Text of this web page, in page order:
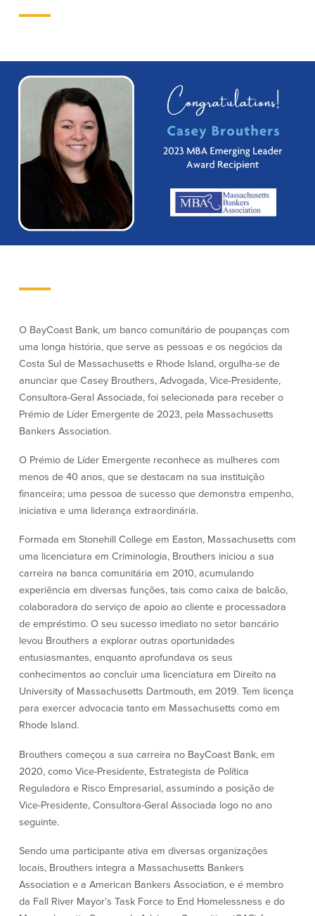
Empréstimo automóvel BayCoast
Pagamentos de empréstimos online
Faça o seu pedido
Outros serviços
Partners Insurance
Cartão Multibanco/Débito
Caixas automáticas interactivas (ITM)
Cofres de segurança
Empresas
Empresarial
Conta à ordem de Análise
Empresarial
Verificação de ajuste correto
Conta à ordem para Autarquias/Sem
Fins Lucrativos
IOLTA
Conta Poupança com Extrato
Conta Empresarial de Acesso ao
Mercado Monetário
Depósitos a prazo
Planos de reforma
Crédito
Empréstimo Comercial
Empréstimos e linhas de crédito
empresariais
Parcerias de Desenvolvimento de
Serviços
Soluções de Gestão de Caixa
Cartão de débito Mastercard®
BusinessCard®
Reordenar Cheques
Quem somos
Quem somos
Locais dos balcões em MA e RI
Ajuda e suporte
da hipoteca
Carreiras
Afiliados
BayCoast Mortgage Company
Priority Funding
responsabilidade
Seguro de depósito FDIC e DIF
O BayCoast Bank, um banco comunitário de poupanças com
uma longa história, que serve as pessoas e os negócios da
Costa Sul de Massachusetts e Rhode Island, orgulha-se de
anunciar que Casey Brouthers, Advogada, Vice-Presidente,
Consultora-Geral Associada, foi selecionada para receber o
Prémio de Líder Emergente de 2023, pela Massachusetts
Bankers Association.
O Prémio de Líder Emergente reconhece as mulheres com
menos de 40 anos, que se destacam na sua instituição
financeira; uma pessoa de sucesso que demonstra empenho,
iniciativa e uma liderança extraordinária.
Formada em Stonehill College em Easton, Massachusetts com
uma licenciatura em Criminologia, Brouthers iniciou a sua
carreira na banca comunitária em 2010, acumulando
experiência em diversas funções, tais como caixa de balcão,
colaboradora do serviço de apoio ao cliente e processadora
de empréstimo. O seu sucesso imediato no setor bancário
levou Brouthers a explorar outras oportunidades
entusiasmantes, enquanto aprofundava os seus
conhecimentos ao concluir uma licenciatura em Direito na
University of Massachusetts Dartmouth, em 2019. Tem licença
para exercer advocacia tanto em Massachusetts como em
Rhode Island.
Brouthers começou a sua carreira no BayCoast Bank, em
2020, como Vice-Presidente, Estrategista de Política
Reguladora e Risco Empresarial, assumindo a posição de
Vice-Presidente, Consultora-Geral Associada logo no ano
seguinte.
Sendo uma participante ativa em diversas organizações
locais, Brouthers integra a Massachusetts Bankers
Association e a American Bankers Association, e é membro
da Fall River Mayor’s Task Force to End Homelessness e do